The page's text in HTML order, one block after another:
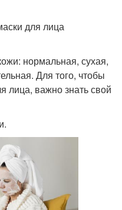
для лица
нормальная, сухая,
Для того, чтобы
лица, важно знать свой